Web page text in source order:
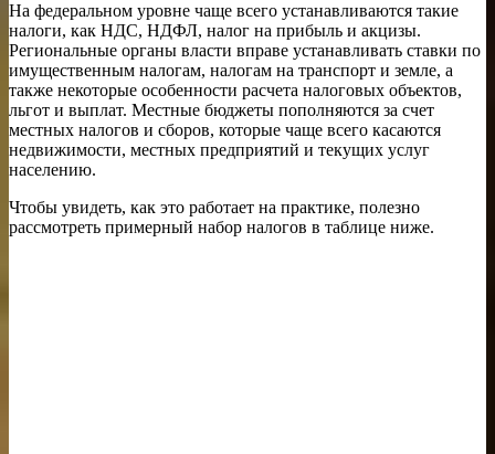
На федеральном уровне чаще всего устанавливаются такие
налоги, как НДС, НДФЛ, налог на прибыль и акцизы.
Региональные органы власти вправе устанавливать ставки по
имущественным налогам, налогам на транспорт и земле, а
также некоторые особенности расчета налоговых объектов,
льгот и выплат. Местные бюджеты пополняются за счет
местных налогов и сборов, которые чаще всего касаются
недвижимости, местных предприятий и текущих услуг
населению.
Чтобы увидеть, как это работает на практике, полезно
рассмотреть примерный набор налогов в таблице ниже.